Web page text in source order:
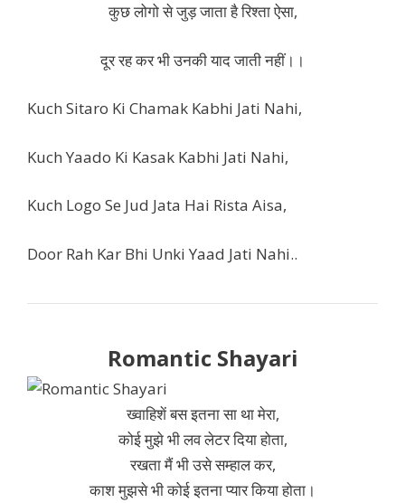
कुछ लोगो से जुड़ जाता है रिश्ता ऐसा,
दूर रह कर भी उनकी याद जाती नहीं।।
Kuch Sitaro Ki Chamak Kabhi Jati Nahi,
Kuch Yaado Ki Kasak Kabhi Jati Nahi,
Kuch Logo Se Jud Jata Hai Rista Aisa,
Door Rah Kar Bhi Unki Yaad Jati Nahi..
Romantic Shayari
ख्वाहिशें बस इतना सा था मेरा,
कोई मुझे भी लव लेटर दिया होता,
रखता मैं भी उसे सम्हाल कर,
काश मुझसे भी कोई इतना प्यार किया होता।